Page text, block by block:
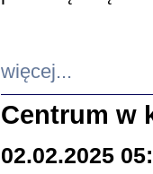
więcej...
Centrum w
02.02.2025